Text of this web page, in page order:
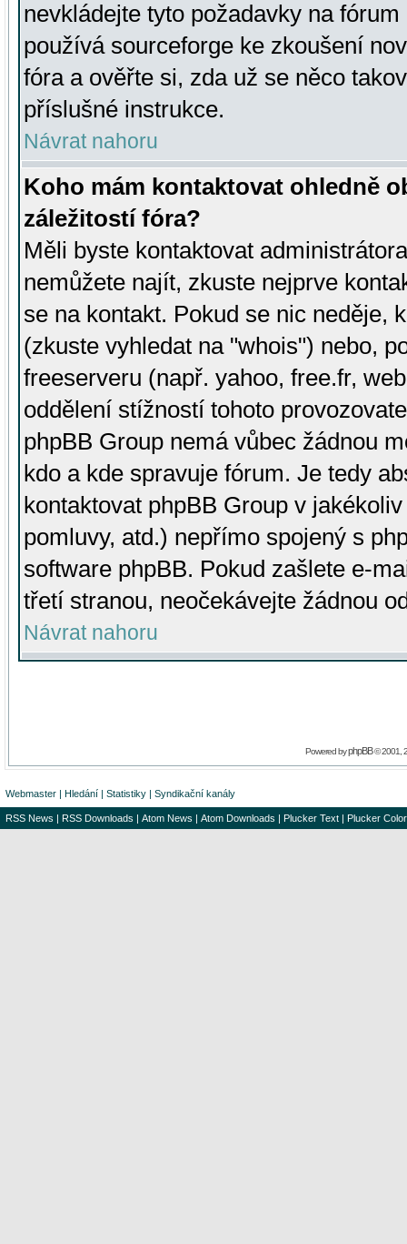
nevkládejte tyto požadavky na
používá sourceforge ke zkoušení
fóra a ověřte si, zda už se něco
příslušné instrukce.
Návrat nahoru
Koho mám kontaktovat ohledně
záležitostí fóra?
Měli byste kontaktovat
nemůžete najít, zkuste nejprve
se na kontakt. Pokud se nic neděje,
(zkuste vyhledat na "whois") nebo,
freeserveru (např. yahoo, free.fr,
oddělení stížností tohoto
phpBB Group nemá vůbec žádnou
kdo a kde spravuje fórum. Je tedy
kontaktovat phpBB Group v
pomluvy, atd.) nepřímo spojený s
software phpBB. Pokud zašlete e-
třetí stranou, neočekávejte žádnou
Návrat nahoru
Powered byphpBB© 2001,
Webmaster | Hledání | Statistiky | Syndikační kanály
RSS News | RSS Downloads | Atom News | Atom Downloads | Plucker Text | Plucker Color